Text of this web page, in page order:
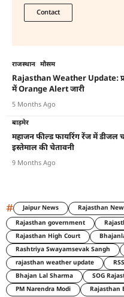
Contact
राजस्थान मौसम
Rajasthan Weather Update:
में Orange Alert जारी
5 Months Ago
बाड़मेर
महाजन फील्ड फायरिंग रेंज में डीजल
इस्तेमाल की चेतावनी
9 Months Ago
# Jaipur News Rajasthan
Rajasthan government
Rajasthan High Court
Rashtriya Swayamsevak Sangh
rajasthan weather update
Bhajan Lal Sharma
SOG
PM Narendra Modi
Rajasthan